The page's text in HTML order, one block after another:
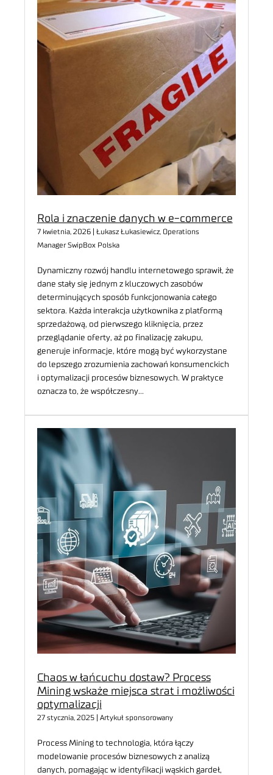
Rola i znaczenie danych w e-commerce
7 kwietnia, 2026 | Łukasz Łukasiewicz, Operations
Manager SwipBox Polska
Dynamiczny rozwój handlu internetowego sprawił, że
dane stały się jednym z kluczowych zasobów
determinujących sposób funkcjonowania całego
sektora. Każda interakcja użytkownika z platformą
sprzedażową, od pierwszego kliknięcia, przez
przeglądanie oferty, aż po finalizację zakupu,
generuje informacje, które mogą być wykorzystane
do lepszego zrozumienia zachowań konsumenckich
i optymalizacji procesów biznesowych. W praktyce
oznacza to, że współczesny…
Chaos w łańcuchu dostaw? Process
Mining wskaże miejsca strat i możliwości
optymalizacji
27 stycznia, 2025 | Artykuł sponsorowany
Process Mining to technologia, która łączy
modelowanie procesów biznesowych z analizą
danych, pomagając w identyfikacji wąskich gardeł,